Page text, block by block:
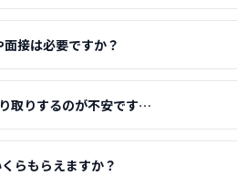
接は必要ですか？
取りするのが不安です…
らもらえますか？